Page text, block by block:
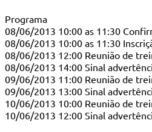
Programa
08/06/2013 10:00 as 11:30
08/06/2013 10:00 as 11:30
08/06/2013 12:00 Reunião de
08/06/2013 14:00 Sinal
09/06/2013 11:00 Reunião de
09/06/2013 13:00 Sinal
10/06/2013 10:00 Reunião de
10/06/2013 12:00 Sinal